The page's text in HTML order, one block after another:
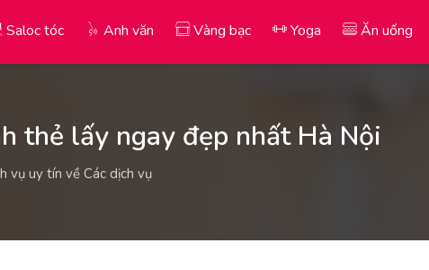
Saloc tóc Anh văn Vàng bạc Yoga Ăn uống
thẻ lấy ngay đẹp nhất Hà Nội
vụ uy tín về Các dịch vụ